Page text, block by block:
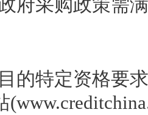
府采购政策需
的特定资格要